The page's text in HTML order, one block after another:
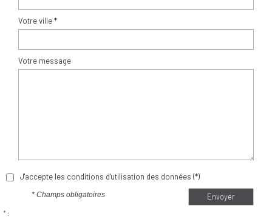
Votre ville *
Votre message
J'accepte les conditions d'utilisation des données (*)
Envoyer
* Champs obligatoires
* :